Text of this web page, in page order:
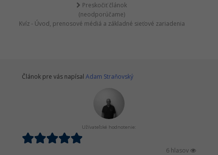
Preskočiť článok
(neodporúčame)
Kvíz - Úvod, prenosové médiá a základné sieťové zariadenia
Článok pre vás napísal Adam Straňovský
Užívateľské hodnotenie:
6 hlasov